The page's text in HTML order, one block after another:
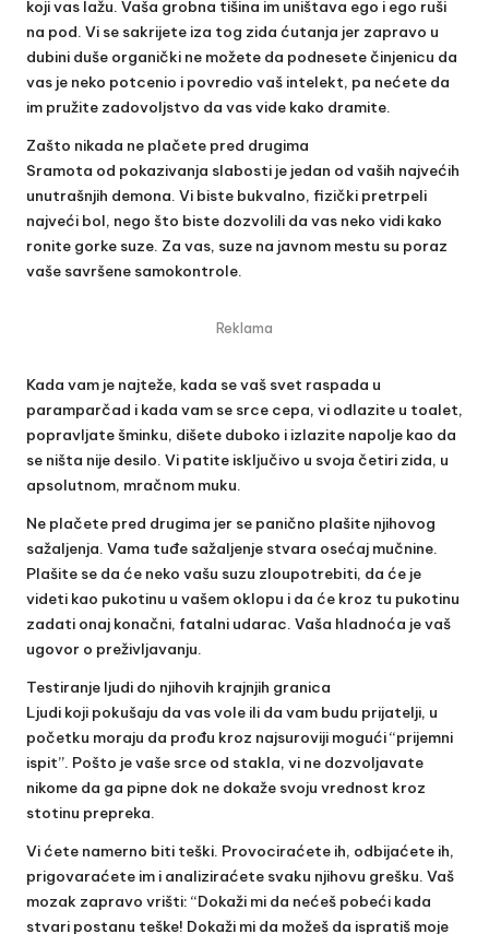
koji vas lažu. Vaša grobna tišina im uništava ego i ego ruši
na pod. Vi se sakrijete iza tog zida ćutanja jer zapravo u
dubini duše organički ne možete da podnesete činjenicu da
vas je neko potcenio i povredio vaš intelekt, pa nećete da
im pružite zadovoljstvo da vas vide kako dramite.
Zašto nikada ne plačete pred drugima
Sramota od pokazivanja slabosti je jedan od vaših najvećih
unutrašnjih demona. Vi biste bukvalno, fizički pretrpeli
najveći bol, nego što biste dozvolili da vas neko vidi kako
ronite gorke suze. Za vas, suze na javnom mestu su poraz
vaše savršene samokontrole.
Reklama
Kada vam je najteže, kada se vaš svet raspada u
paramparčad i kada vam se srce cepa, vi odlazite u toalet,
popravljate šminku, dišete duboko i izlazite napolje kao da
se ništa nije desilo. Vi patite isključivo u svoja četiri zida, u
apsolutnom, mračnom muku.
Ne plačete pred drugima jer se panično plašite njihovog
sažaljenja. Vama tuđe sažaljenje stvara osećaj mučnine.
Plašite se da će neko vašu suzu zloupotrebiti, da će je
videti kao pukotinu u vašem oklopu i da će kroz tu pukotinu
zadati onaj konačni, fatalni udarac. Vaša hladnoća je vaš
ugovor o preživljavanju.
Testiranje ljudi do njihovih krajnjih granica
Ljudi koji pokušaju da vas vole ili da vam budu prijatelji, u
početku moraju da prođu kroz najsuroviji mogući “prijemni
ispit”. Pošto je vaše srce od stakla, vi ne dozvoljavate
nikome da ga pipne dok ne dokaže svoju vrednost kroz
stotinu prepreka.
Vi ćete namerno biti teški. Provociraćete ih, odbijaćete ih,
prigovaraćete im i analiziraćete svaku njihovu grešku. Vaš
mozak zapravo vrišti: “Dokaži mi da nećeš pobeći kada
stvari postanu teške! Dokaži mi da možeš da ispratiš moje